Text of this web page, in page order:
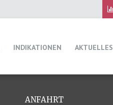
INDIKATIONEN AKTUELLES
ANFAHRT